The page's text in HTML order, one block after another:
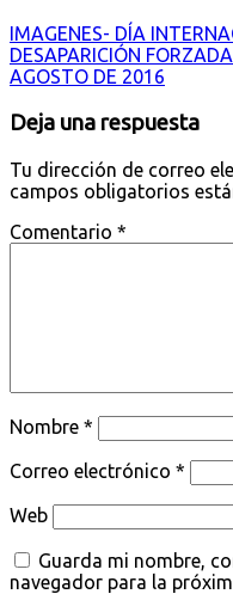
IMAGENES- DÍA
DESAPARICIÓN
AGOSTO DE 2016
Deja una respuesta
Tu dirección de correo
campos obligatorios
Comentario *
Nombre *
Correo electrónico *
Web
Guarda mi nombre,
navegador para la